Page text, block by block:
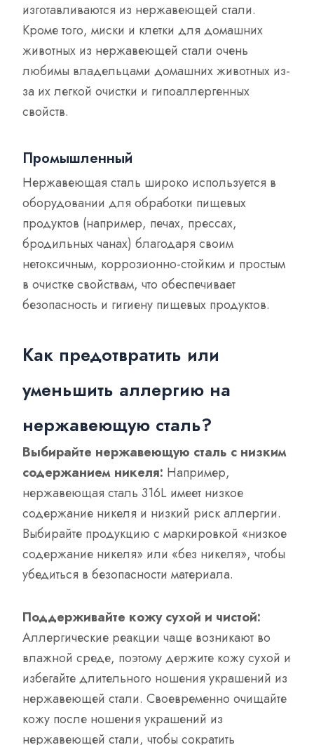
изготавливаются из нержавеющей стали.
Кроме того, миски и клетки для домашних
животных из нержавеющей стали очень
любимы владельцами домашних животных из-
за их легкой очистки и гипоаллергенных
свойств.
Промышленный
Нержавеющая сталь широко используется в
оборудовании для обработки пищевых
продуктов (например, печах, прессах,
бродильных чанах) благодаря своим
нетоксичным, коррозионно-стойким и простым
в очистке свойствам, что обеспечивает
безопасность и гигиену пищевых продуктов.
Как предотвратить или
уменьшить аллергию на
нержавеющую сталь?
Выбирайте нержавеющую сталь с низким
содержанием никеля: Например,
нержавеющая сталь 316L имеет низкое
содержание никеля и низкий риск аллергии.
Выбирайте продукцию с маркировкой «низкое
содержание никеля» или «без никеля», чтобы
убедиться в безопасности материала.
Поддерживайте кожу сухой и чистой:
Аллергические реакции чаще возникают во
влажной среде, поэтому держите кожу сухой и
избегайте длительного ношения украшений из
нержавеющей стали. Своевременно очищайте
кожу после ношения украшений из
нержавеющей стали, чтобы сократить